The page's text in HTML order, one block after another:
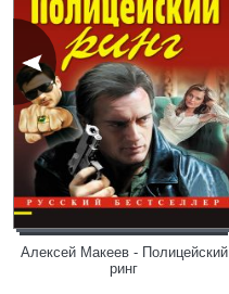
Алексей Макеев - Полицейский
ринг